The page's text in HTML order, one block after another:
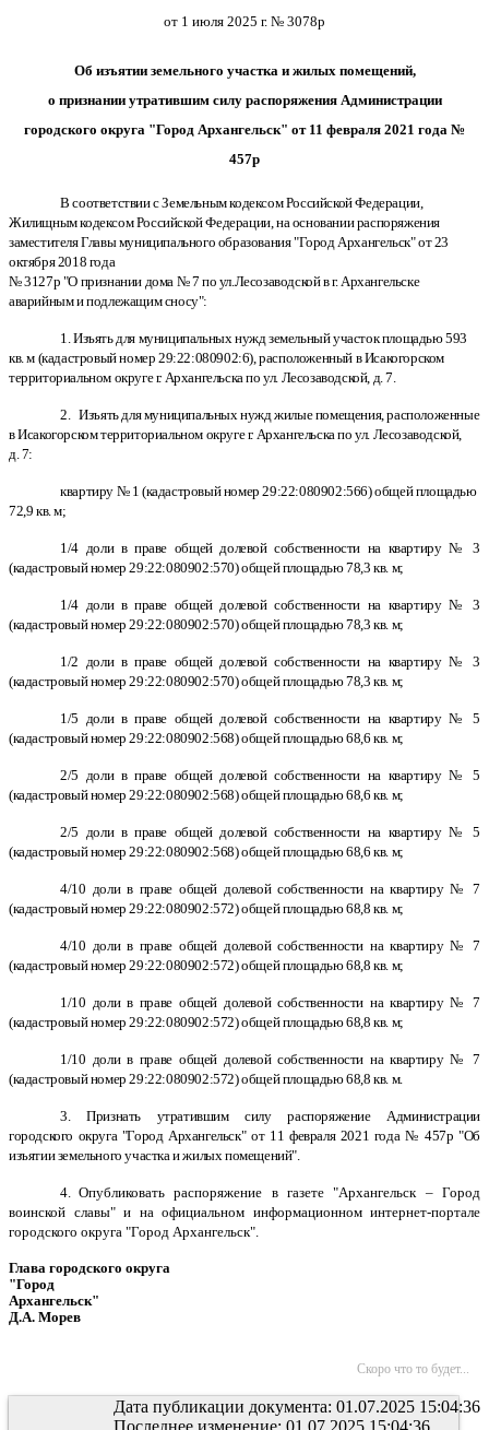
от 1 июля 2025 г. № 3078р
Об изъятии земельного участка и жилых помещений,
о признании утратившим силу распоряжения Администрации
городского округа "Город Архангельск" от 11 февраля 2021 года №
457р
В соответствии с Земельным кодексом Российской Федерации,
Жилищным кодексом Российской Федерации, на основании распоряжения
заместителя Главы муниципального образования "Город Архангельск" от 23
октября 2018 года
№ 3127р "О признании дома № 7 по ул.Лесозаводской в г. Архангельске
аварийным и подлежащим сносу":
1. Изъять для муниципальных нужд земельный участок площадью 593
кв. м (кадастровый номер 29:22:080902:6), расположенный в Исакогорском
территориальном округе г. Архангельска по ул. Лесозаводской, д. 7.
2. Изъять для муниципальных нужд жилые помещения, расположенные
в Исакогорском территориальном округе г. Архангельска по ул. Лесозаводской,
д. 7:
квартиру № 1 (кадастровый номер 29:22:080902:566) общей площадью
72,9 кв. м;
1/4 доли в праве общей долевой собственности на квартиру № 3
(кадастровый номер 29:22:080902:570) общей площадью 78,3 кв. м;
1/4 доли в праве общей долевой собственности на квартиру № 3
(кадастровый номер 29:22:080902:570) общей площадью 78,3 кв. м;
1/2 доли в праве общей долевой собственности на квартиру № 3
(кадастровый номер 29:22:080902:570) общей площадью 78,3 кв. м;
1/5 доли в праве общей долевой собственности на квартиру № 5
(кадастровый номер 29:22:080902:568) общей площадью 68,6 кв. м;
2/5 доли в праве общей долевой собственности на квартиру № 5
(кадастровый номер 29:22:080902:568) общей площадью 68,6 кв. м;
2/5 доли в праве общей долевой собственности на квартиру № 5
(кадастровый номер 29:22:080902:568) общей площадью 68,6 кв. м;
4/10 доли в праве общей долевой собственности на квартиру № 7
(кадастровый номер 29:22:080902:572) общей площадью 68,8 кв. м;
4/10 доли в праве общей долевой собственности на квартиру № 7
(кадастровый номер 29:22:080902:572) общей площадью 68,8 кв. м;
1/10 доли в праве общей долевой собственности на квартиру № 7
(кадастровый номер 29:22:080902:572) общей площадью 68,8 кв. м;
1/10 доли в праве общей долевой собственности на квартиру № 7
(кадастровый номер 29:22:080902:572) общей площадью 68,8 кв. м.
3. Признать утратившим силу распоряжение Администрации
городского округа "Город Архангельск" от 11 февраля 2021 года № 457р "Об
изъятии земельного участка и жилых помещений".
4. Опубликовать распоряжение в газете "Архангельск – Город
воинской славы" и на официальном информационном интернет-портале
городского округа "Город Архангельск".
Глава городского округа
"Город
Архангельск"
Д.А. Морев
Скоро что то будет...
Дата публикации документа: 01.07.2025 15:04:36
Последнее изменение: 01.07.2025 15:04:36